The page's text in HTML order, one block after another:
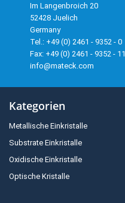
Im Langenbroich 20
52428 Juelich
Germany
Tel.: +49 (0) 2461 - 9352 - 0
Fax: +49 (0) 2461 - 9352 - 11
info@mateck.com
Kategorien
Metallische Einkristalle
Substrate Einkristalle
Oxidische Einkristalle
Optische Kristalle